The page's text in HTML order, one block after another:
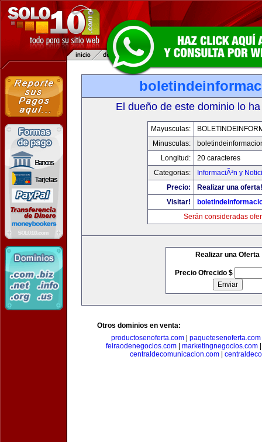
El dueño de este dominio lo
Mayusculas:
Minusculas:
Longitud:
20 caracteres
Categorias:
InformaciÃ³n y
Precio:
Realizar una oferta!
Visitar!
Serán consideradas
Realizar una Oferta
Precio Ofrecido $
Otros dominios en venta:
productosenoferta.com| paquetesenoferta.com
feiraodenegocios.com
marketingnegocios.com
centraldecomunicacion.com